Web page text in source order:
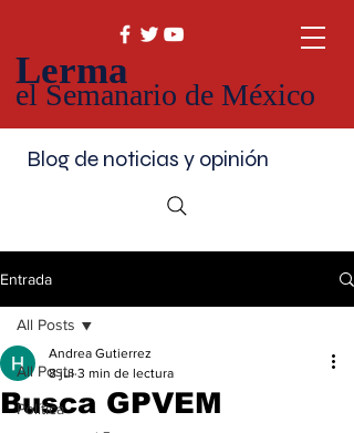
Lerma
el Semanario de México
Blog de noticias y opinión
Entrada
All Posts
Política
All Posts
Busca GPVEM
Andrea Gutierrez
8 jul 3 min de lectura